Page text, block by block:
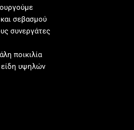
σεβασμού
συνεργάτες
ποικιλία
υψηλών